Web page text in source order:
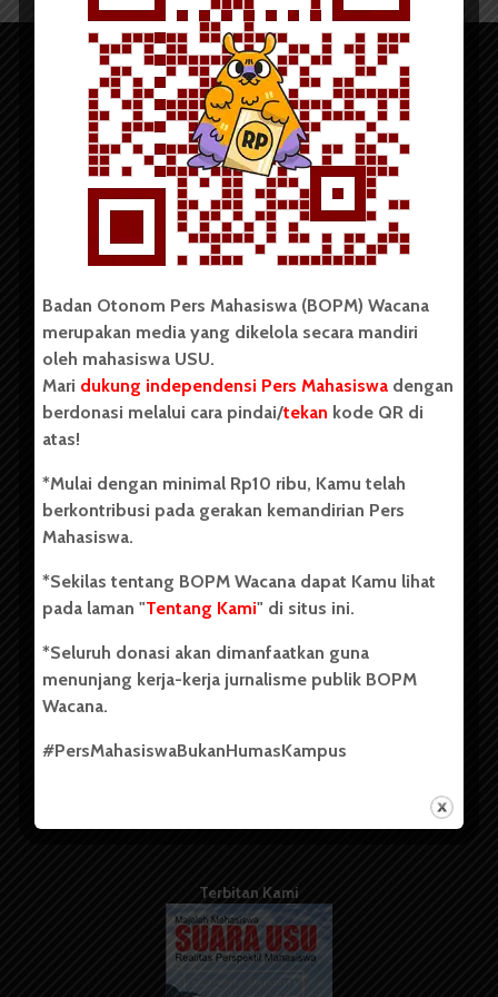
Copyright © 2023. All rights reserved BOPM WACANA.
Badan Otonom Pers Mahasiswa (BOPM) Wacana merupakan
pers mahasiswa yang berdiri di luar kampus dan dikelola
secara mandiri oleh mahasiswa Universitas Sumatera Utara
(USU). Sebelumnya BOPM Wacana merupakan salah satu
Unit Kegiatan Mahasiswa (UKM) di Universitas Sumatera
berdiri pada 1 Juli 1995.
Kontribusi
Info Iklan
Pedoman Media Siber
Kode Etik Jurnalistik
Terbitan Kami
Badan Otonom Pers Mahasiswa (BOPM) Wacana
merupakan media yang dikelola secara mandiri
oleh mahasiswa USU.
Mari dukung independensi Pers Mahasiswa dengan
berdonasi melalui cara pindai/tekan kode QR di
atas!
*Mulai dengan minimal Rp10 ribu, Kamu telah
berkontribusi pada gerakan kemandirian Pers
Mahasiswa.
*Sekilas tentang BOPM Wacana dapat Kamu lihat
pada laman "Tentang Kami" di situs ini.
*Seluruh donasi akan dimanfaatkan guna
menunjang kerja-kerja jurnalisme publik BOPM
Wacana.
#PersMahasiswaBukanHumasKampus